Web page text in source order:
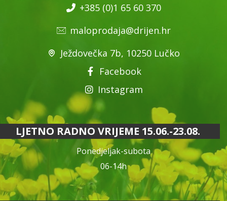
+385 (0)1 65 60 370
maloprodaja@drijen.hr
Ježdovečka 7b, 10250 Lučko
Facebook
Instagram
LJETNO RADNO VRIJEME 15.06.-23.08.
Ponedjeljak-subota
06-14h